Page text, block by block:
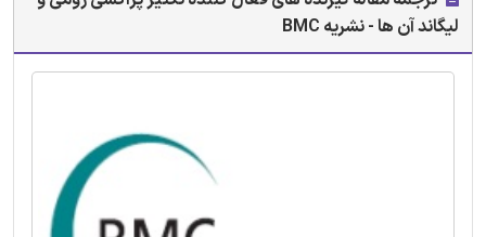
لیگاند آن ها - نشریه BMC